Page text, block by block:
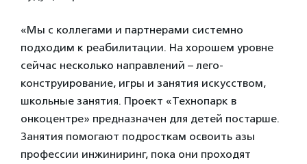
«Мы с коллегами и партнерами системно
подходим к реабилитации. На хорошем уровне
сейчас несколько направлений – лего-
конструирование, игры и занятия искусством,
школьные занятия. Проект «Технопарк в
онкоцентре» предназначен для детей постарше.
Занятия помогают подросткам освоить азы
профессии инжиниринг, пока они проходят